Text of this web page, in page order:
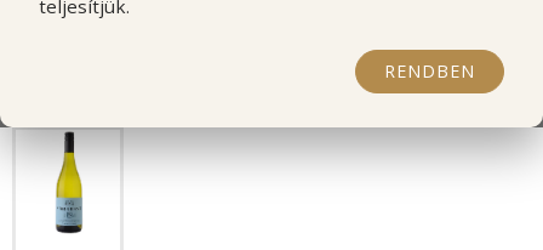
teljesítjük.
RENDBEN
Roxani Matsa